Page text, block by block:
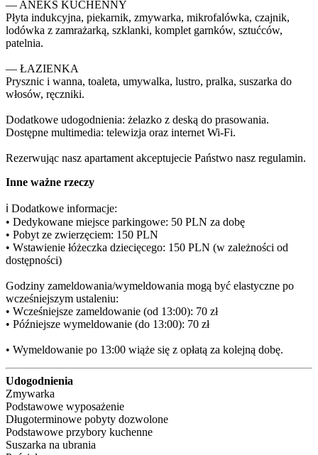
— ANEKS KUCHENNY
Płyta indukcyjna, piekarnik, zmywarka, mikrofalówka, czajnik,
lodówka z zamrażarką, szklanki, komplet garnków, sztućców,
patelnia.
— ŁAZIENKA
Prysznic i wanna, toaleta, umywalka, lustro, pralka, suszarka do
włosów, ręczniki.
Dodatkowe udogodnienia: żelazko z deską do prasowania.
Dostępne multimedia: telewizja oraz internet Wi-Fi.
Rezerwując nasz apartament akceptujecie Państwo nasz regulamin.
Inne ważne rzeczy
ℹ️ Dodatkowe informacje:
• Dedykowane miejsce parkingowe: 50 PLN za dobę
• Pobyt ze zwierzęciem: 150 PLN
• Wstawienie łóżeczka dziecięcego: 150 PLN (w zależności od
dostępności)
Godziny zameldowania/wymeldowania mogą być elastyczne po
wcześniejszym ustaleniu:
• Wcześniejsze zameldowanie (od 13:00): 70 zł
• Późniejsze wymeldowanie (do 13:00): 70 zł
• Wymeldowanie po 13:00 wiąże się z opłatą za kolejną dobę.
Udogodnienia
Zmywarka
Podstawowe wyposażenie
Długoterminowe pobyty dozwolone
Podstawowe przybory kuchenne
Suszarka na ubrania